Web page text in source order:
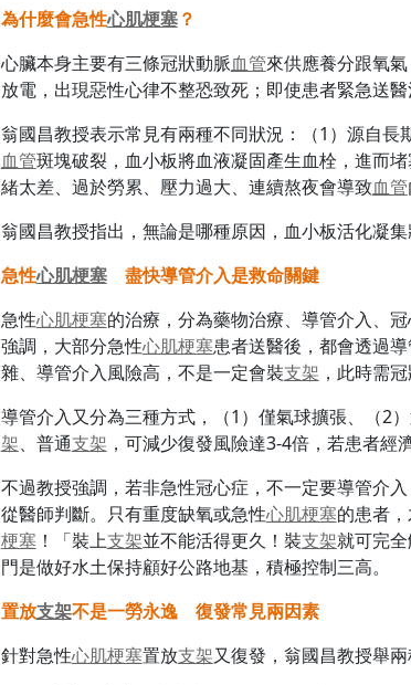
為什麼會急性心肌梗塞？
心臟本身主要有三條冠狀動脈血管來供應養分跟氧
放電，出現惡性心律不整恐致死；即使患者緊急送
翁國昌教授表示常見有兩種不同狀況：（1）源自
血管斑塊破裂，血小板將血液凝固產生血栓，進而堵
緒太差、過於勞累、壓力過大、連續熬夜會導致血管
翁國昌教授指出，無論是哪種原因，血小板活化凝
急性心肌梗塞盡快導管介入是救命關鍵
急性心肌梗塞的治療，分為藥物治療、導管介入、
強調，大部分急性心肌梗塞患者送醫後，都會透過
雜、導管介入風險高，不是一定會裝支架 ，此時需
導管介入又分為三種方式，（1）僅氣球擴張、（2
架、普通支架 ，可減少復發風險達3-4倍，若患者經
不過教授強調，若非急性冠心症，不一定要導管介
從醫師判斷。只有重度缺氧或急性心肌梗塞的患者
梗塞 ！「裝上支架並不能活得更久！裝支架就可完
門是做好水土保持顧好公路地基，積極控制三高。
置放支架不是一勞永逸 復發常見兩因素
針對急性心肌梗塞置放支架又復發，翁國昌教授舉兩